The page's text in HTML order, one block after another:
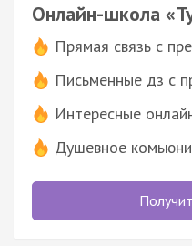
Онлайн-школа
Прямая связь с
Письменные дз с
Интересные
Душевное